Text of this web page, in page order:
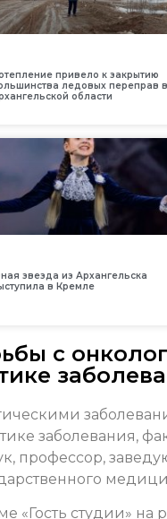
привело к закрытию
ледовых переправ в
области
звезда из Архангельска
в Кремле
с
заболевания,
профессор,
«Гость студии»